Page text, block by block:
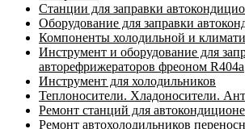
Станции для заправки
Оборудование для заправки
Компоненты холодильной и
Инструмент и оборудование для
авторефрижераторов фреоном R404a
Инструмент для холодильников
Теплоносители. Хладоносители.
Ремонт станций для
Ремонт автохолодильников